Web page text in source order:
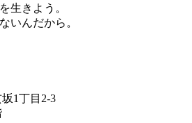
生きよう。
いんだから。
1丁目2-3